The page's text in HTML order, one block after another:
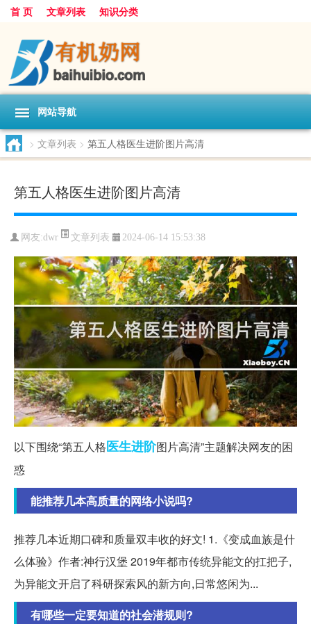
首 页 文章列表 知识分类
网站导航
> 文章列表 > 第五人格医生进阶图片高清
第五人格医生进阶图片高清
网友:dwr 文章列表 2024-06-14 15:53:38
以下围绕“第五人格医生进阶图片高清”主题解决网友的困
惑
能推荐几本高质量的网络小说吗?
推荐几本近期口碑和质量双丰收的好文! 1.《变成血族是什
么体验》作者:神行汉堡 2019年都市传统异能文的扛把子,
为异能文开启了科研探索风的新方向,日常悠闲为...
有哪些一定要知道的社会潜规则?